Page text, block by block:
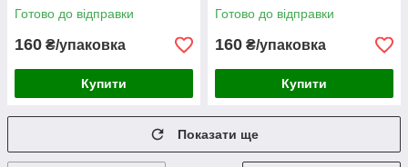
Готово до відправки
160 ₴/упаковка
Купити
Готово до відправки
160 ₴/упаковка
Купити
Показати ще